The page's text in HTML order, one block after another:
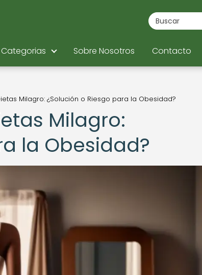
Categorias Sobre Nosotros Contacto
Milagro: ¿Solución o Riesgo para la Obesidad?
Milagro:
la Obesidad?